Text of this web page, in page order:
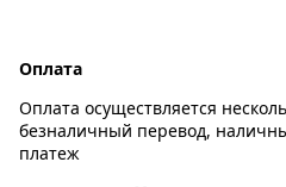
Оплата
Оплата осуществляется
безналичный перевод,
платеж